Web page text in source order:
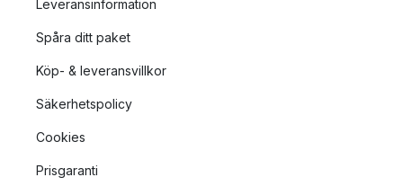
Leveransinformation
Spåra ditt paket
Köp- & leveransvillkor
Säkerhetspolicy
Cookies
Prisgaranti